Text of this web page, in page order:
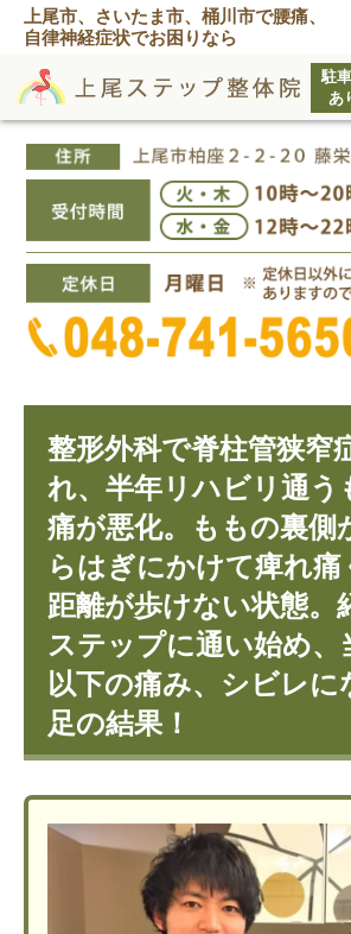
上尾市、さいたま市、桶川市で腰痛、
自律神経症状でお困りなら
整形外科で脊柱管狭窄
れ、半年リハビリ通う
痛が悪化。ももの裏側
らはぎにかけて痺れ痛
距離が歩けない状態。
ステップに通い始め、
以下の痛み、シビレに
足の結果！